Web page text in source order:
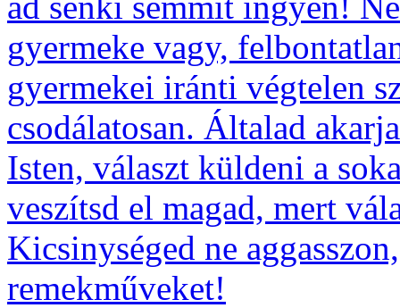
gyermeke vagy,
gyermekei iránti végtelen
csodálatosan. Általad
Isten, választ küldeni a
veszítsd el magad, mert
Kicsinységed ne
remekműveket!